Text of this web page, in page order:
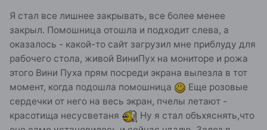
Я стал все лишнее закрывать, все более менее
закрыл. Помошница отошла и подходит слева, а
оказалось - какой-то сайт загрузил мне приблуду для
рабочего стола, живой ВиниПух на мониторе и рожа
этого Вини Пуха прям посреди экрана вылезла в тот
момент, когда подошла помошница
Еще розовые
сердечки от него на весь экран, пчелы летают -
красотища несусветаня
Ну я стал объхяснять,что